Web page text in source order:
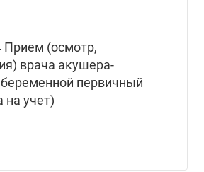
Прием (осмотр,
врача акушера-
беременной первичный
на учет)